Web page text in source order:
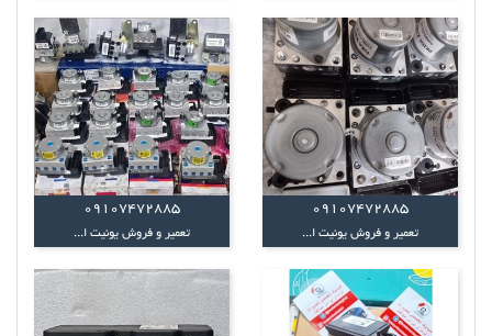
09107472885
تعمیر و فروش یونیت ا...
09107472885
تعمیر و فروش یونیت ا...